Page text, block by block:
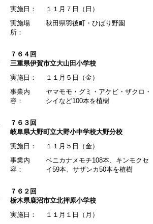
実施日：
１１月７日（日）
実施場
所：
秋田県羽後町・ひばり野園
７６４回
三重県伊賀市立大山田小学校
実施日：
１１月５日（金）
事業内
容：
ヤマモモ・グミ・アケビ・ザクロ・
シイなど100本を植樹
７６３回
岐阜県大野町立大野小中学校大野分校
実施日：
１１月５日（金）
事業内
容：
ベニカナメモチ108本、キンモクセ
イ59本、サザンカ50本を植樹
７６２回
栃木県鹿沼市立北押原小学校
実施日：
１１月１日（月）